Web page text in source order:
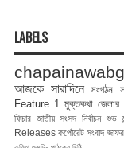
LABELS
আজকে সারাদিনে সংগঠন
Feature 1 মুক্তকথা জেলার
ফিচার জাতীয় সংসদ নির্বাচন শুভ
Releases কর্পোরেট সংবাদ